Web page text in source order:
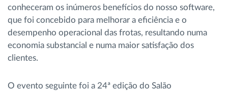
conheceram os inúmeros benefícios do nosso software,
que foi concebido para melhorar a eficiência e o
desempenho operacional das frotas, resultando numa
economia substancial e numa maior satisfação dos
clientes.
O evento seguinte foi a 24ª edição do Salão